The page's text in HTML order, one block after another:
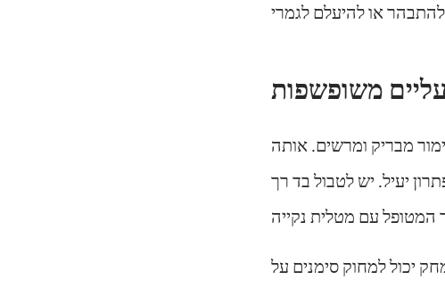
משופשפות
מבריק ומרשים. אותה
יעיל. יש לטבול בד רך
יכול למחוק סימנים על